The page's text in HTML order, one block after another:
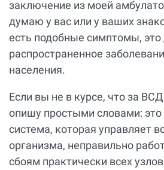
заключение из моей
думаю у вас или у ваших
есть подобные симптомы, это
распространенное
населения.
Если вы не в курсе, что за
опишу простыми словами: это
система, которая управляет
организма, неправильно
сбоям практически всех